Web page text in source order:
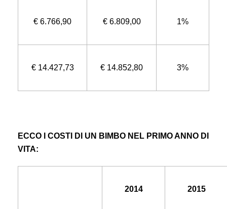
€ 6.766,90 € 6.809,00 1%
€ 14.427,73 € 14.852,80 3%
ECCO I COSTI DI UN BIMBO NEL PRIMO ANNO DI
VITA:
2014 2015